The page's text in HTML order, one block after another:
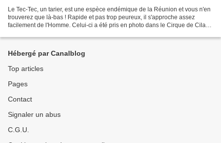
Le Tec-Tec, un tarier, est une espèce endémique de la Réunion et vous n'en
trouverez que là-bas ! Rapide et pas trop peureux, il s'approche assez
facilement de l'Homme. Celui-ci a été pris en photo dans le Cirque de Cilaos
Hébergé par Canalblog
Top articles
Pages
Contact
Signaler un abus
C.G.U.